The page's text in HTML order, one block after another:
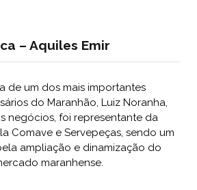
– Aquiles Emir
de um dos mais importantes
do Maranhão, Luiz Noranha,
negócios, foi representante da
Comave e Servepeças, sendo um
ampliação e dinamização do
maranhense.